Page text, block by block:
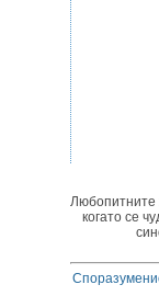
Любопитните
когато се